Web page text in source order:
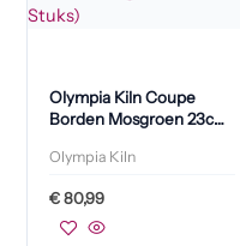
Olympia Kiln Coupe
Borden Mosgroen 23cm
Olympia Kiln
€80,99